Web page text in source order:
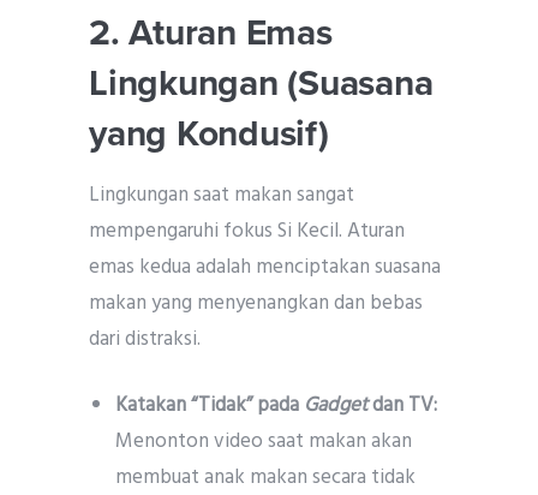
2. Aturan Emas
Lingkungan (Suasana
yang Kondusif)
Lingkungan saat makan sangat
mempengaruhi fokus Si Kecil. Aturan
emas kedua adalah menciptakan suasana
makan yang menyenangkan dan bebas
dari distraksi.
Katakan “Tidak” pada Gadgetdan TV:
Menonton video saat makan akan
membuat anak makan secara tidak